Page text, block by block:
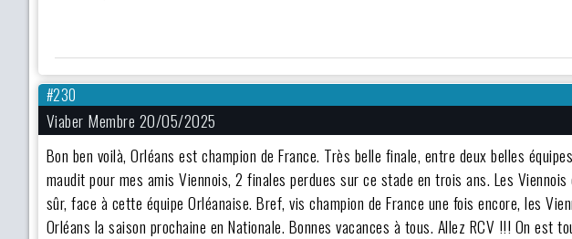
#230
Viaber Membre 20/05/2025
Bon ben voilà, Orléans est champion de France. Très belle finale, entre deux belles
maudit pour mes amis Viennois, 2 finales perdues sur ce stade en trois ans. Les
sûr, face à cette équipe Orléanaise. Bref, vis champion de France une fois encore, les
Orléans la saison prochaine en Nationale. Bonnes vacances à tous. Allez RCV !!! On est